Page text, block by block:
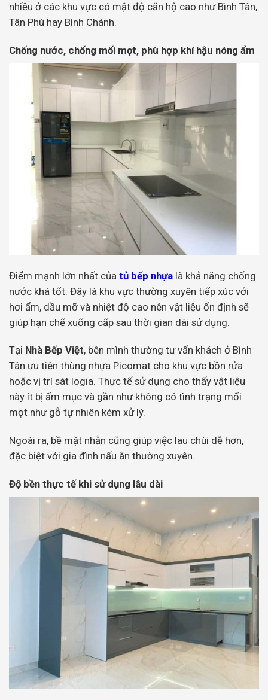
nhiều ở các khu vực có mật độ căn hộ cao như Bình Tân,
Tân Phú hay Bình Chánh.
Chống nước, chống mối mọt, phù hợp khí hậu nóng ẩm
Điểm mạnh lớn nhất của tủ bếp nhựa là khả năng chống
nước khá tốt. Đây là khu vực thường xuyên tiếp xúc với
hơi ẩm, dầu mỡ và nhiệt độ cao nên vật liệu ổn định sẽ
giúp hạn chế xuống cấp sau thời gian dài sử dụng.
Tại Nhà Bếp Việt, bên mình thường tư vấn khách ở Bình
Tân ưu tiên thùng nhựa Picomat cho khu vực bồn rửa
hoặc vị trí sát logia. Thực tế sử dụng cho thấy vật liệu
này ít bị ẩm mục và gần như không có tình trạng mối
mọt như gỗ tự nhiên kém xử lý.
Ngoài ra, bề mặt nhẵn cũng giúp việc lau chùi dễ hơn,
đặc biệt với gia đình nấu ăn thường xuyên.
Độ bền thực tế khi sử dụng lâu dài